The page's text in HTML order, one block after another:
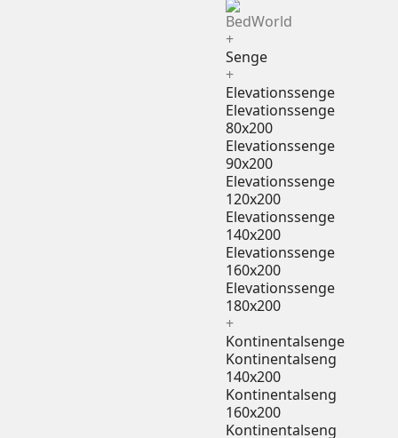
+
Senge
+
Elevationssenge
Elevationssenge
80x200
Elevationssenge
90x200
Elevationssenge
120x200
Elevationssenge
140x200
Elevationssenge
160x200
Elevationssenge
180x200
+
Kontinentalsenge
Kontinentalseng
140x200
Kontinentalseng
160x200
Kontinentalseng